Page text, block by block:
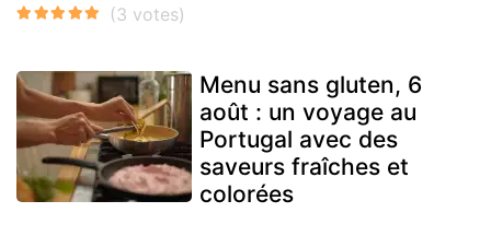
Menu sans gluten, 6
août : un voyage au
Portugal avec des
saveurs fraîches et
colorées